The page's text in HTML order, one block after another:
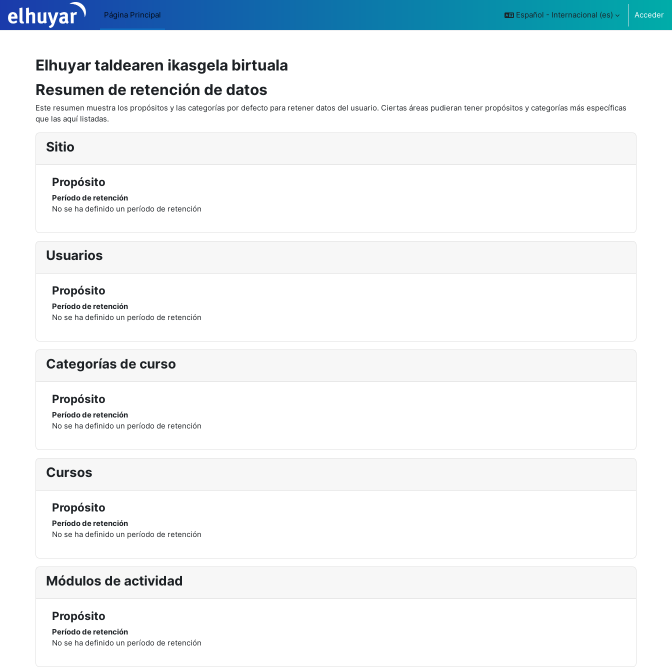
Salta al contenido principal
Página Principal
Español - Internacional ‎(es)‎ Acceder
Elhuyar taldearen ikasgela birtuala
Resumen de retención de datos
Este resumen muestra los propósitos y las categorías por defecto para retener datos del usuario. Ciertas áreas pudieran tener propósitos y categorías más específicas
que las aquí listadas.
Sitio
Propósito
Período de retención
No se ha definido un período de retención
Usuarios
Propósito
Período de retención
No se ha definido un período de retención
Categorías de curso
Propósito
Período de retención
No se ha definido un período de retención
Cursos
Propósito
Período de retención
No se ha definido un período de retención
Módulos de actividad
Propósito
Período de retención
No se ha definido un período de retención